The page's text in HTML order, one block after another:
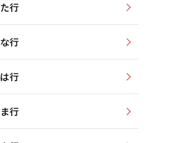
た行
な行
は行
ま行